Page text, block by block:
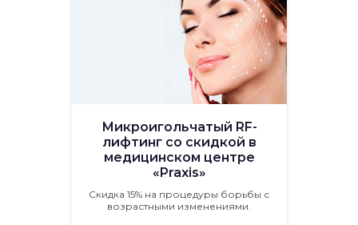
Микроигольчатый RF-
лифтинг со скидкой в
медицинском центре
«Praxis»
Скидка 15% на процедуры борьбы с
возрастными изменениями.